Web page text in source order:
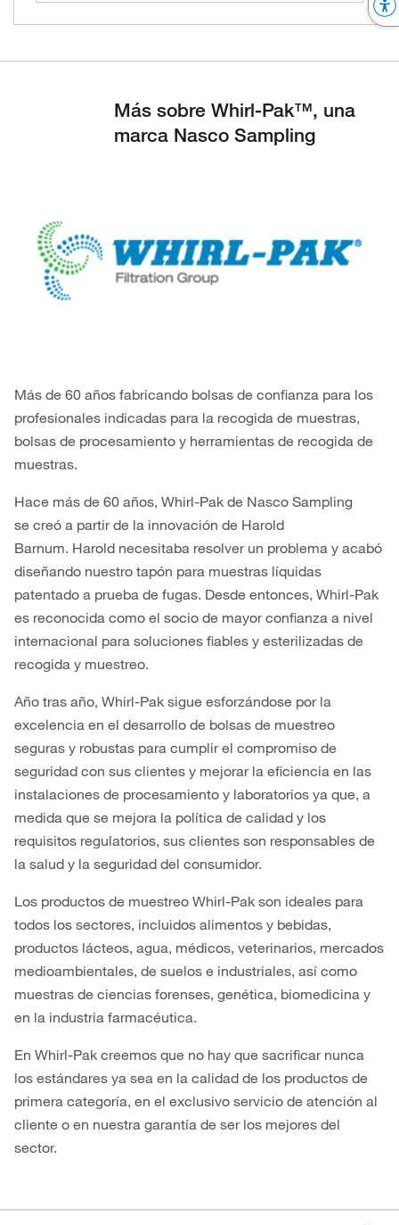
Más sobre Whirl-Pak™, una
marca Nasco Sampling
Más de 60 años fabricando bolsas de confianza para los
profesionales indicadas para la recogida de muestras,
bolsas de procesamiento y herramientas de recogida de
muestras.
Hace más de 60 años, Whirl-Pak de Nasco Sampling
se creó a partir de la innovación de Harold
Barnum. Harold necesitaba resolver un problema y acabó
diseñando nuestro tapón para muestras líquidas
patentado a prueba de fugas. Desde entonces, Whirl-Pak
es reconocida como el socio de mayor confianza a nivel
internacional para soluciones fiables y esterilizadas de
recogida y muestreo.
Año tras año, Whirl-Pak sigue esforzándose por la
excelencia en el desarrollo de bolsas de muestreo
seguras y robustas para cumplir el compromiso de
seguridad con sus clientes y mejorar la eficiencia en las
instalaciones de procesamiento y laboratorios ya que, a
medida que se mejora la política de calidad y los
requisitos regulatorios, sus clientes son responsables de
la salud y la seguridad del consumidor.
Los productos de muestreo Whirl-Pak son ideales para
todos los sectores, incluidos alimentos y bebidas,
productos lácteos, agua, médicos, veterinarios, mercados
medioambientales, de suelos e industriales, así como
muestras de ciencias forenses, genética, biomedicina y
en la industria farmacéutica.
En Whirl-Pak creemos que no hay que sacrificar nunca
los estándares ya sea en la calidad de los productos de
primera categoría, en el exclusivo servicio de atención al
cliente o en nuestra garantía de ser los mejores del
sector.